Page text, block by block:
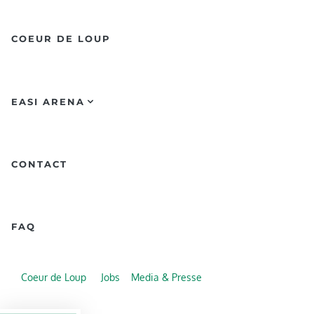
COEUR DE LOUP
EASI ARENA
CONTACT
FAQ
Coeur de Loup Jobs Media & Presse